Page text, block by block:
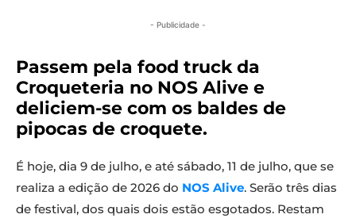
- Publicidade -
Passem pela food truck da
Croqueteria no NOS Alive e
deliciem-se com os baldes de
pipocas de croquete.
É hoje, dia 9 de julho, e até sábado, 11 de julho, que se
realiza a edição de 2026 do NOS Alive. Serão três dias
de festival, dos quais dois estão esgotados. Restam